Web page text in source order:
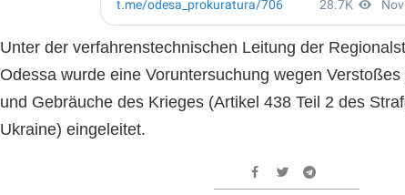
Unter der verfahrenstechnischen Leitung der
Odessa wurde eine Voruntersuchung wegen
und Gebräuche des Krieges (Artikel 438 Teil 2 des
Ukraine) eingeleitet.